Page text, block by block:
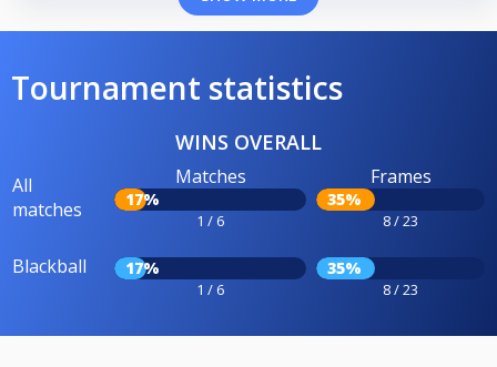
Tournament statistics
WINS OVERALL
All
matches
Matches
17%
1 / 6
Frames
35%
8 / 23
Blackball 17%
1 / 6
35%
8 / 23